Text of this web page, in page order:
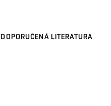
DOPORUČENÁ LITERATURA